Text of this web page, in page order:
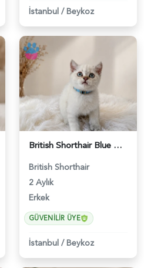
İstanbul /Beykoz
British Shorthair Blue Point Erkek Yavrumuz - 5211
British Shorthair
2 Aylık
Erkek
GÜVENILIR ÜYE
İstanbul /Beykoz